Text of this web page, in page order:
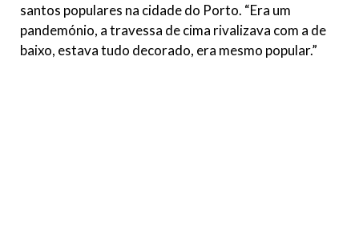
santos populares na cidade do Porto. “Era um
pandemónio, a travessa de cima rivalizava com a de
baixo, estava tudo decorado, era mesmo popular.”